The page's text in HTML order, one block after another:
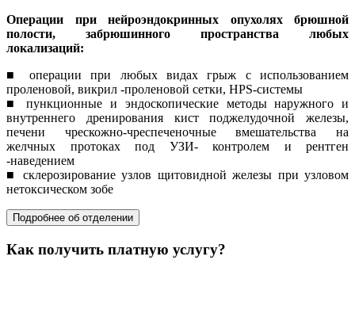
Операции при нейроэндокринных опухолях брюшной
полости, забрюшинного пространства любых
локализаций:
■ операции при любых видах грыж с использованием
проленовой, викрил -проленовой сетки, HPS-системы
■ пункционные и эндоскопические методы наружного и
внутреннего дренирования кист поджелудочной железы,
печени чрескожно-чреспеченочные вмешательства на
желчных протоках под УЗИ- контролем и рентген
-наведением
■ склерозирование узлов щитовидной железы при узловом
нетоксическом зобе
Подробнее об отделении
Как получить платную услугу?